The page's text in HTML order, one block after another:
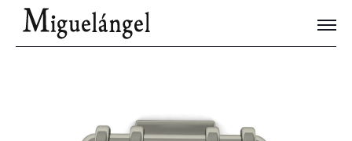
Joyas Únicas
Blog